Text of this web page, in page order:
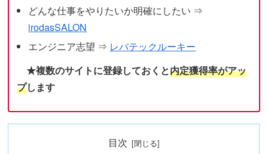
どんな仕事をやりたいか明確にしたい ⇒
irodasSALON
エンジニア志望 ⇒ レバテックルーキー
★複数のサイトに登録しておくと内定獲得率がアッ
プします
目次